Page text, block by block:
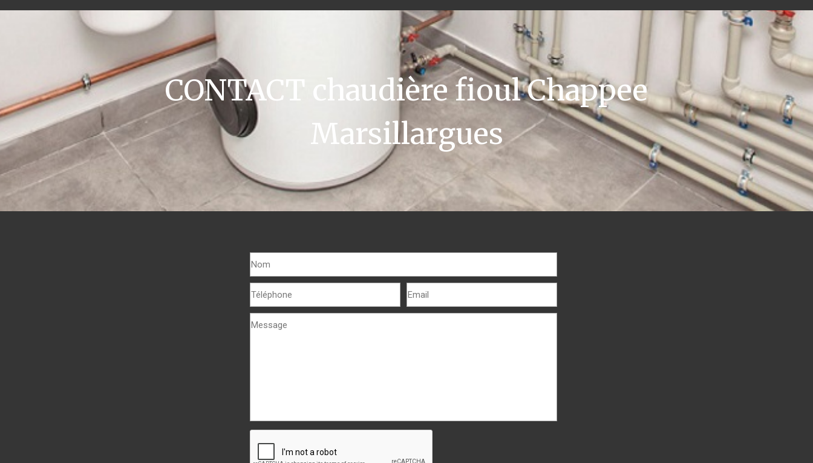
CONTACT chaudière fioul Chappee
Marsillargues